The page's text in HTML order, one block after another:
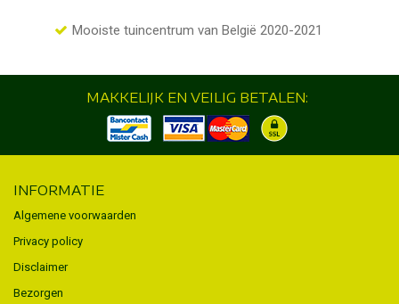
Mooiste tuincentrum van België 2020-2021
MAKKELIJK EN VEILIG BETALEN:
INFORMATIE
Algemene voorwaarden
Privacy policy
Disclaimer
Bezorgen